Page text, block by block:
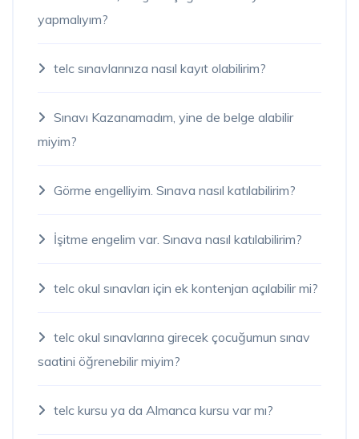
yapmalıyım?
telc sınavlarınıza nasıl kayıt olabilirim?
Sınavı Kazanamadım, yine de belge alabilir
miyim?
Görme engelliyim. Sınava nasıl katılabilirim?
İşitme engelim var. Sınava nasıl katılabilirim?
telc okul sınavları için ek kontenjan açılabilir mi?
telc okul sınavlarına girecek çocuğumun sınav
saatini öğrenebilir miyim?
telc kursu ya da Almanca kursu var mı?